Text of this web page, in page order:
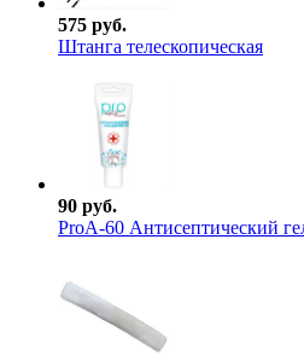
575 руб.
Штанга телескопическая
90 руб.
ProА-60 Антисептический